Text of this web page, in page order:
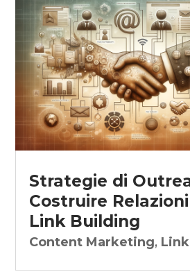
Strategie di
Costruire
Link Building
Content Marketing,